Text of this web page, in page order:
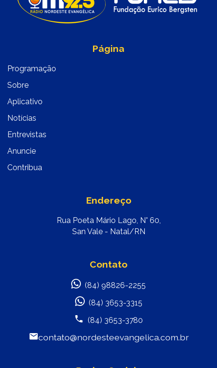
Página
Programação
Sobre
Aplicativo
Notícias
Entrevistas
Anuncie
Contribua
Endereço
Rua Poeta Mário Lago, N° 60,
San Vale - Natal/RN
Contato
(84) 98826-2255
(84) 3653-3315
(84) 3653-3780
contato@nordesteevangelica.com.br